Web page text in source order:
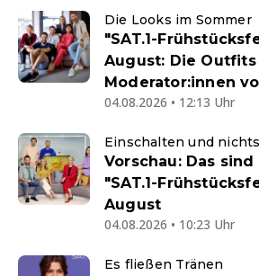
Die Looks im Sommer
"SAT.1-
August: Die
Moderator:innen
04.08.2026 • 12:13 Uhr
Einschalten und
Vorschau: Das
"SAT.1-
August
04.08.2026 • 10:23 Uhr
Es fließen Tränen